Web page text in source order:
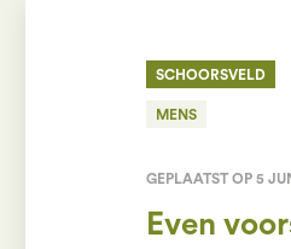
SCHOORSVELD
MENS
GEPLAATST OP 5
Even